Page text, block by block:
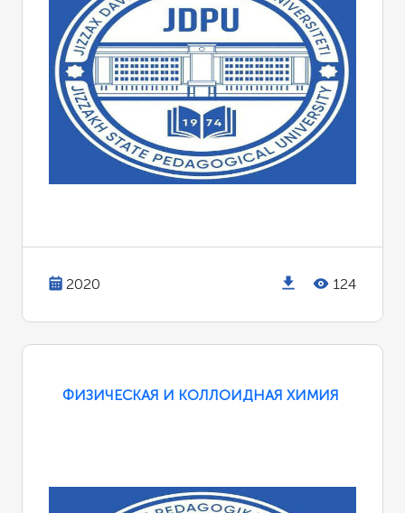
2020 124
ФИЗИЧЕСКАЯ И КОЛЛОИДНАЯ ХИМИЯ